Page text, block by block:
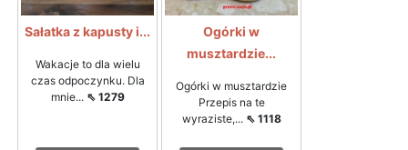
Sałatka z kapusty i...
Wakacje to dla wielu
czas odpoczynku. Dla
mnie... ⇖ 1279
Ogórki w
musztardzie...
Ogórki w musztardzie
Przepis na te
wyraziste,... ⇖ 1118